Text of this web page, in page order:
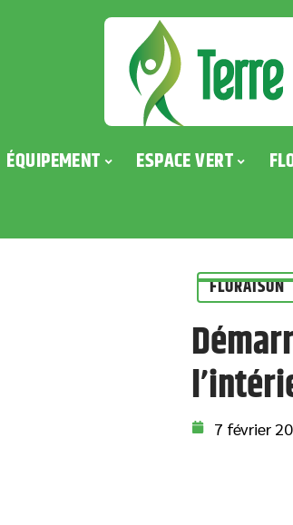
ÉQUIPEMENT ESPACE VERT
FLORAISON
7 février